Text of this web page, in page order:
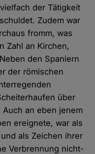
der Tätigkeit
Zudem war
fromm, was
Zahl an Kirchen,
den Spaniern
der römischen
über
an eben jenem
ereignete, war als
als Zeichen ihrer
Verbrennung nicht-